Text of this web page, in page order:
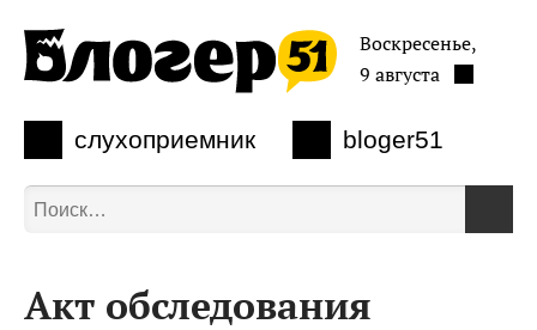
слухоприемник bloger51
Воскресенье,
9 августа
Акт обследования